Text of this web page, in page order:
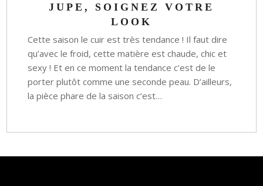
JUPE, SOIGNEZ VOTRE
LOOK
Cette saison le cuir est très tendance ! Il faut dire
qu’avec le froid, cette matière est chaude, chic et
sexy ! Et en ce moment la tendance c’est de le
porter plutôt comme une seconde peau. D’ailleurs,
la pièce phare de la saison c’est…